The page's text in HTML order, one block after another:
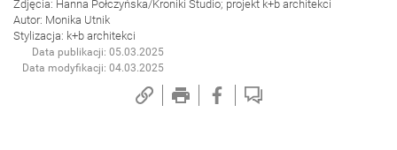
Zdjęcia: Hanna Połczyńska/Kroniki Studio; projekt k+b architekci
Autor: Monika Utnik
Stylizacja: k+b architekci
Data publikacji: 05.03.2025
Data modyfikacji: 04.03.2025